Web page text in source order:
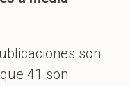
son
41 son